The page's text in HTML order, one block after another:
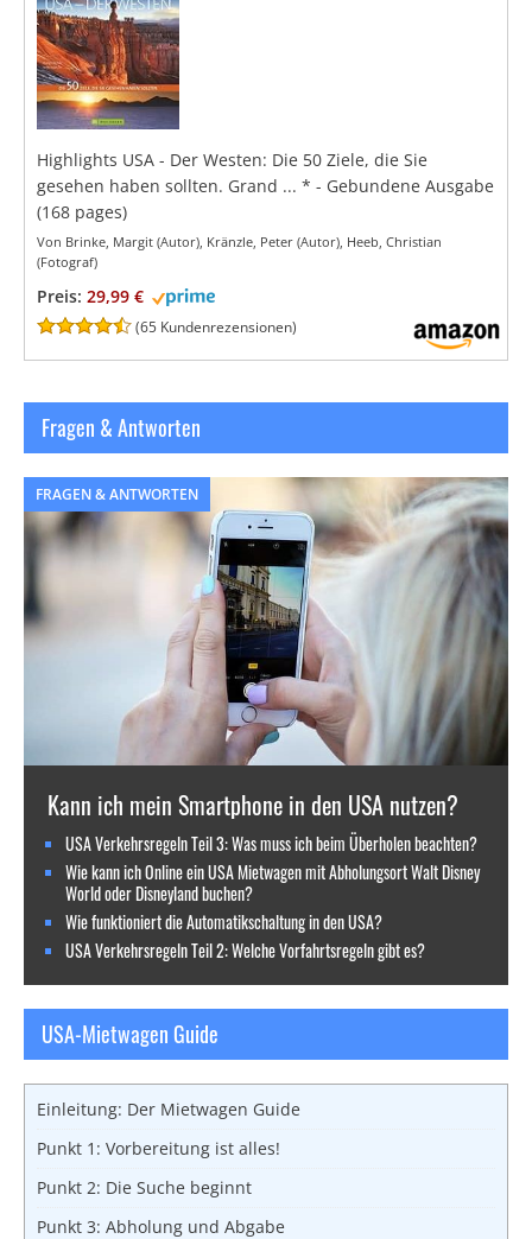
Highlights USA - Der Westen: Die 50 Ziele, die Sie
gesehen haben sollten. Grand ... * - Gebundene Ausgabe
(168 pages)
Von Brinke, Margit (Autor), Kränzle, Peter (Autor), Heeb, Christian
(Fotograf)
Preis: 29,99 €
(65 Kundenrezensionen)
Fragen & Antworten
FRAGEN & ANTWORTEN
Kann ich mein Smartphone in den USA nutzen?
USA Verkehrsregeln Teil 3: Was muss ich beim Überholen beachten?
Wie kann ich Online ein USA Mietwagen mit Abholungsort Walt Disney
World oder Disneyland buchen?
Wie funktioniert die Automatikschaltung in den USA?
USA Verkehrsregeln Teil 2: Welche Vorfahrtsregeln gibt es?
USA-Mietwagen Guide
Einleitung: Der Mietwagen Guide
Punkt 1: Vorbereitung ist alles!
Punkt 2: Die Suche beginnt
Punkt 3: Abholung und Abgabe